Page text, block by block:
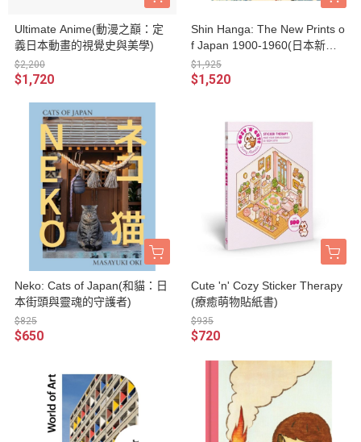
Ultimate Anime(動漫之巔：定
義日本動畫的視覺史與美學)
$2,200
$1,720
Shin Hanga: The New Prints o
f Japan 1900-1960(日本新版
畫運動：1900-1960)
$1,925
$1,520
Neko: Cats of Japan(和貓：日
本街頭與靈魂的守護者)
$825
$650
Cute 'n' Cozy Sticker Therapy
(療癒萌物貼紙書)
$935
$720